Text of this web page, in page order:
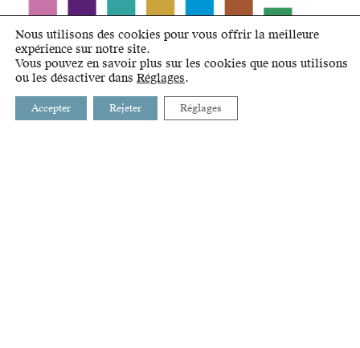
OBSERVATOIRE DE LA MOBILITÉ
Les rapports "Observatoire de la mobilité"
présentent les évolutions récentes en matière de
Nous utilisons des cookies pour vous offrir la meilleure
expérience sur notre site.
Vous pouvez en savoir plus sur les cookies que nous utilisons
ou les désactiver dans Réglages.
Accepter Rejeter Réglages